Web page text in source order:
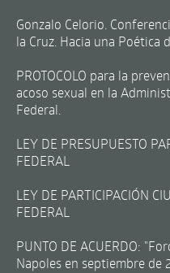
Gonzalo Celorio.
la Cruz. Hacia una Poética
PROTOCOLO para la
acoso sexual en la
Federal.
LEY DE PRESUPUESTO
FEDERAL
LEY DE PARTICIPACIÓN
FEDERAL
PUNTO DE ACUERDO:
Napoles en septiembre de